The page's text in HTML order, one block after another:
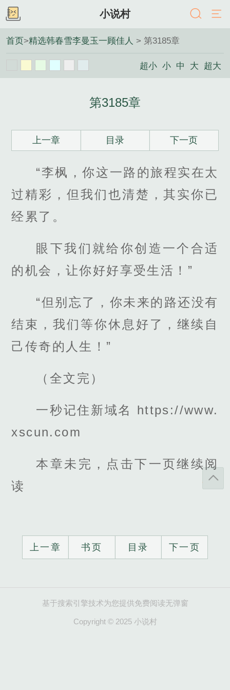
小说村
首页>精选韩春雪李曼玉一顾佳人 > 第3185章
超小 小 中 大 超大
第3185章
上一章 目录 下一页
“李枫，你这一路的旅程实在太
过精彩，但我们也清楚，其实你已
经累了。
眼下我们就给你创造一个合适
的机会，让你好好享受生活！”
“但别忘了，你未来的路还没有
结束，我们等你休息好了，继续自
己传奇的人生！”
（全文完）
一秒记住新域名 https://www.
xscun.com
本章未完，点击下一页继续阅
读
上一章 书页 目录 下一页
基于搜索引擎技术为您提供免费阅读无弹窗
Copyright © 2025 小说村